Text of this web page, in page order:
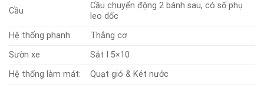
Cầu
Cầu chuyển động 2 bánh sau, có số phụ
leo dốc
Hệ thống phanh:
Thắng cơ
Sườn xe
Sắt I 5×10
Hệ thống làm mát:
Quạt gió & Két nước